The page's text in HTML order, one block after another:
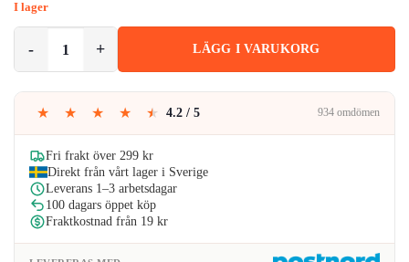
priset
var:
199kr.
priset
är:
I lager
LÄGG I VARUKORG
★ ★ ★ ★ ★ 4.2 / 5 934 omdömen
Fri frakt över 299 kr
Direkt från vårt lager i Sverige
Leverans 1–3 arbetsdagar
100 dagars öppet köp
Fraktkostnad från 19 kr